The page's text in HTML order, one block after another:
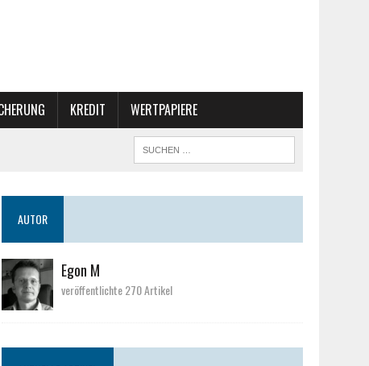
KREDIT WERTPAPIERE
AUTOR
Egon M
veröffentlichte 270 Artikel